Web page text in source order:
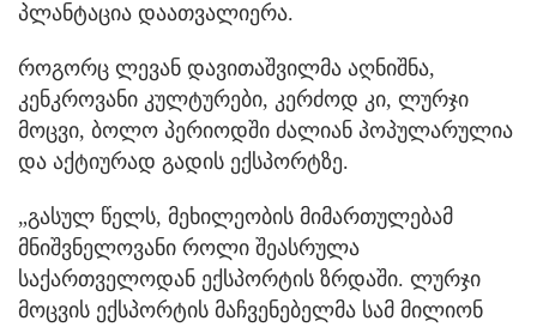
პლანტაცია დაათვალიერა.
როგორც ლევან დავითაშვილმა აღნიშნა,
კენკროვანი კულტურები, კერძოდ კი, ლურჯი
მოცვი, ბოლო პერიოდში ძალიან პოპულარულია
და აქტიურად გადის ექსპორტზე.
„გასულ წელს, მეხილეობის მიმართულებამ
მნიშვნელოვანი როლი შეასრულა
საქართველოდან ექსპორტის ზრდაში. ლურჯი
მოცვის ექსპორტის მაჩვენებელმა სამ მილიონ